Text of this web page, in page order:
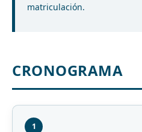
matriculación.
CRONOGRAMA
1